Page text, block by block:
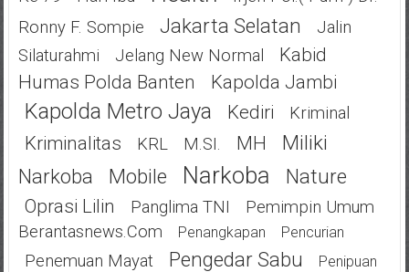
Ronny F. Sompie
Jakarta Selatan
Jalin
Silaturahmi
Jelang New Normal
Kabid
Humas Polda Banten
Kapolda Jambi
Kapolda Metro Jaya Kediri Kriminal
Kriminalitas KRL M.SI. MH
Miliki
Narkoba
Mobile Narkoba Nature
Oprasi Lilin Panglima TNI
Pemimpin Umum
Berantasnews.com
Penangkapan Pencurian
Penemuan Mayat Pengedar Sabu
Penipuan